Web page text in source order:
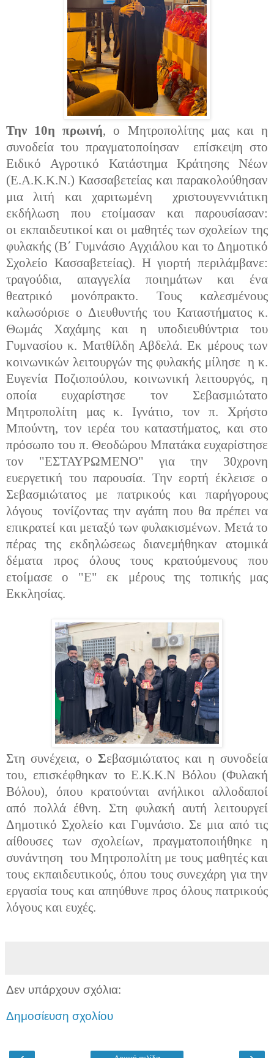
Την 10η πρωινή, ο Μητροπολίτης μας και η
συνοδεία του πραγματοποίησαν επίσκεψη στο
Ειδικό Αγροτικό Κατάστημα Κράτησης Νέων
(Ε.Α.Κ.Κ.Ν.) Κασσαβετείας και παρακολούθησαν
μια λιτή και χαριτωμένη χριστουγεννιάτικη
εκδήλωση που ετοίμασαν και παρουσίασαν:
οι εκπαιδευτικοί και οι μαθητές των σχολείων της
φυλακής (Β΄ Γυμνάσιο Αγχιάλου και το Δημοτικό
Σχολείο Κασσαβετείας). Η γιορτή περιλάμβανε:
τραγούδια, απαγγελία ποιημάτων και ένα
θεατρικό μονόπρακτο. Τους καλεσμένους
καλωσόρισε ο Διευθυντής του Καταστήματος κ.
Θωμάς Χαχάμης και η υποδιευθύντρια του
Γυμνασίου κ. Ματθίλδη Αβδελά. Εκ μέρους των
κοινωνικών λειτουργών της φυλακής μίλησε η κ.
Ευγενία Ποζιοπούλου, κοινωνική λειτουργός, η
οποία ευχαρίστησε τον Σεβασμιώτατο
Μητροπολίτη μας κ. Ιγνάτιο, τον π. Χρήστο
Μπούντη, τον ιερέα του καταστήματος, και στο
πρόσωπο του π. Θεοδώρου Μπατάκα ευχαρίστησε
τον "ΕΣΤΑΥΡΩΜΕΝΟ" για την 30χρονη
ευεργετική του παρουσία. Την εορτή έκλεισε ο
Σεβασμιώτατος με πατρικούς και παρήγορους
λόγους τονίζοντας την αγάπη που θα πρέπει να
επικρατεί και μεταξύ των φυλακισμένων. Μετά το
πέρας της εκδηλώσεως διανεμήθηκαν ατομικά
δέματα προς όλους τους κρατούμενους που
ετοίμασε ο "Ε" εκ μέρους της τοπικής μας
Εκκλησίας.
Στη συνέχεια, ο Σεβασμιώτατος και η συνοδεία
του, επισκέφθηκαν το Ε.Κ.Κ.Ν Βόλου (Φυλακή
Βόλου), όπου κρατούνται ανήλικοι αλλοδαποί
από πολλά έθνη. Στη φυλακή αυτή λειτουργεί
Δημοτικό Σχολείο και Γυμνάσιο. Σε μια από τις
αίθουσες των σχολείων, πραγματοποιήθηκε η
συνάντηση του Μητροπολίτη με τους μαθητές και
τους εκπαιδευτικούς, όπου τους συνεχάρη για την
εργασία τους και απηύθυνε προς όλους πατρικούς
λόγους και ευχές.
Δεν υπάρχουν σχόλια:
Δημοσίευση σχολίου